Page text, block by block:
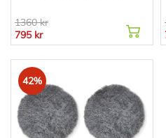
1360 kr
795 kr
42%